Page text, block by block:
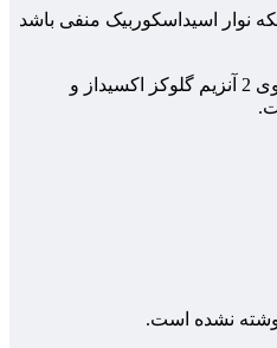
نوار اسیداسکوربیک منفی باشد
این معرف حاوی 2 آنزیم گلوکز اکسیداز و
نشده است.